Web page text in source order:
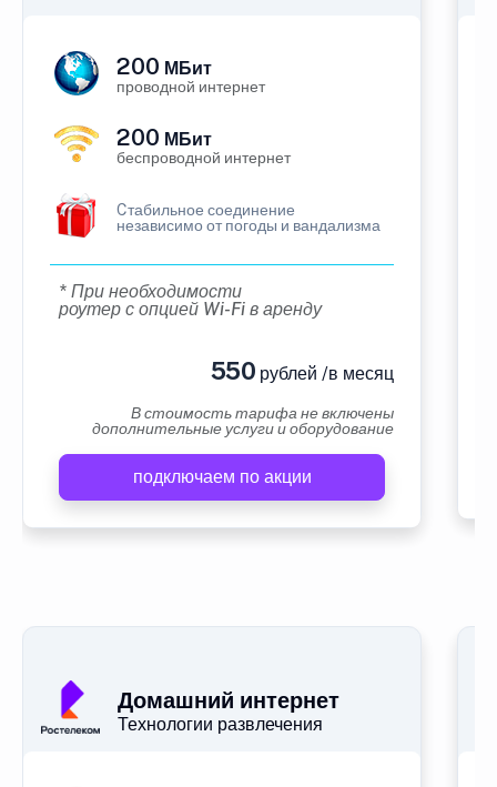
200 МБит
проводной интернет
200 МБит
беспроводной интернет
Cтабильное соединение
независимо от погоды и вандализма
* При необходимости
роутер с опцией Wi-Fi в аренду
550 рублей /в месяц
В стоимость тарифа не включены
дополнительные услуги и оборудование
подключаем по акции
Домашний интернет
Технологии развлечения